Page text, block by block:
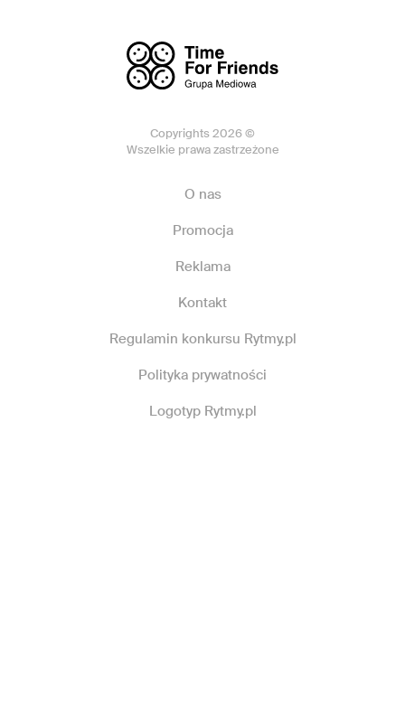
Copyrights 2026 ©
Wszelkie prawa zastrzeżone
O nas
Promocja
Reklama
Kontakt
Regulamin konkursu Rytmy.pl
Polityka prywatności
Logotyp Rytmy.pl